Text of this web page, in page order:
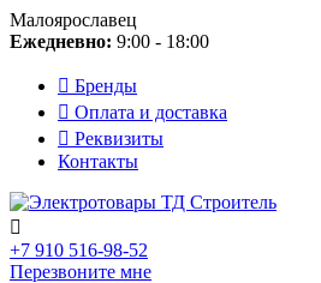
Малоярославец
Ежедневно: 9:00 - 18:00
Бренды
Оплата и доставка
Реквизиты
Контакты
+7 910 516-98-52
Перезвоните мне